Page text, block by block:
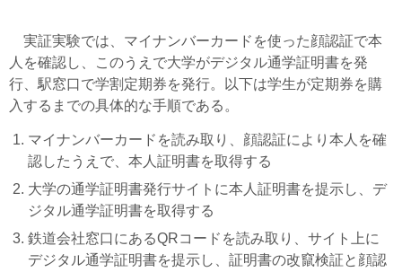
実証実験では、マイナンバーカードを使った顔認証で本
人を確認し、このうえで大学がデジタル通学証明書を発
行、駅窓口で学割定期券を発行。以下は学生が定期券を購
入するまでの具体的な手順である。
マイナンバーカードを読み取り、顔認証により本人を確
認したうえで、本人証明書を取得する
大学の通学証明書発行サイトに本人証明書を提示し、デ
ジタル通学証明書を取得する
鉄道会社窓口にあるQRコードを読み取り、サイト上に
デジタル通学証明書を提示し、証明書の改竄検証と顔認